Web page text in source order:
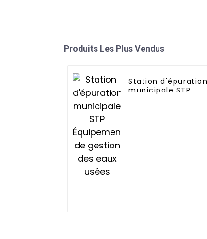
Produits Les Plus Vendus
Station d'épuration
municipale STP